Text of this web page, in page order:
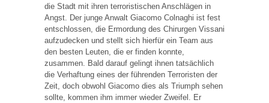
die Stadt mit ihren terroristischen Anschlägen in
Angst. Der junge Anwalt Giacomo Colnaghi ist fest
entschlossen, die Ermordung des Chirurgen Vissani
aufzudecken und stellt sich hierfür ein Team aus
den besten Leuten, die er finden konnte,
zusammen. Bald darauf gelingt ihnen tatsächlich
die Verhaftung eines der führenden Terroristen der
Zeit, doch obwohl Giacomo dies als Triumph sehen
sollte, kommen ihm immer wieder Zweifel. Er